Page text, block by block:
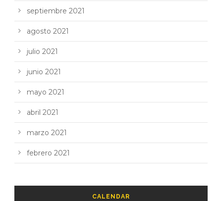
septiembre 2021
agosto 2021
julio 2021
junio 2021
mayo 2021
abril 2021
marzo 2021
febrero 2021
CALENDAR